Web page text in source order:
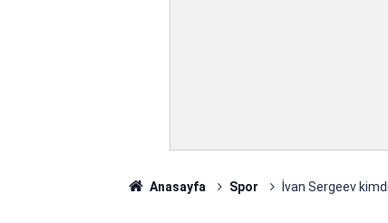
Anasayfa Spor İvan Sergeev